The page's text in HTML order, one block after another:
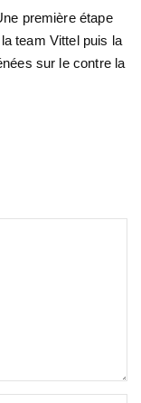
première étape
team Vittel puis la
sur le contre la